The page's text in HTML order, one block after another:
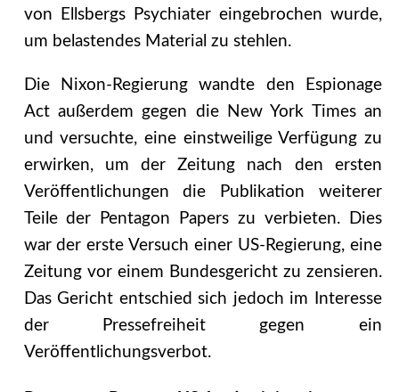
von Ellsbergs Psychiater eingebrochen wurde,
um belastendes Material zu stehlen.
Die Nixon-Regierung wandte den Espionage
Act außerdem gegen die New York Times an
und versuchte, eine einstweilige Verfügung zu
erwirken, um der Zeitung nach den ersten
Veröffentlichungen die Publikation weiterer
Teile der Pentagon Papers zu verbieten. Dies
war der erste Versuch einer US-Regierung, eine
Zeitung vor einem Bundesgericht zu zensieren.
Das Gericht entschied sich jedoch im Interesse
der Pressefreiheit gegen ein
Veröffentlichungsverbot.